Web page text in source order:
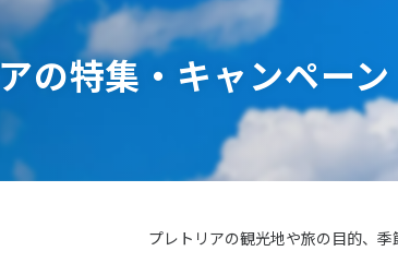
ア
ンド洋
スイス
ポーランド
スロ
デン
リ
スロヴェニア
モン
北マケドニア
ボス
の特集・キャンペーン
プレトリアの観光地や旅の目的、季